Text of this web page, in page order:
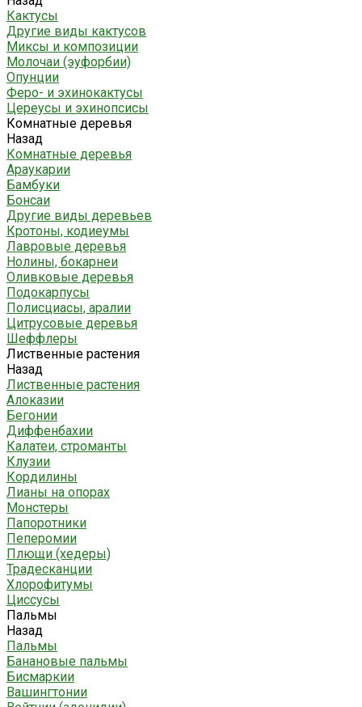
Кактусы
Другие виды кактусов
Миксы и композиции
Молочаи (эуфорбии)
Опунции
Феро- и эхинокактусы
Цереусы и эхинопсисы
Комнатные деревья
Назад
Комнатные деревья
Араукарии
Бамбуки
Бонсаи
Другие виды деревьев
Кротоны, кодиеумы
Лавровые деревья
Нолины, бокарнеи
Оливковые деревья
Подокарпусы
Полисциасы, аралии
Цитрусовые деревья
Шеффлеры
Лиственные растения
Назад
Лиственные растения
Алоказии
Бегонии
Диффенбахии
Калатеи, строманты
Клузии
Кордилины
Лианы на опорах
Монстеры
Папоротники
Пеперомии
Плющи (хедеры)
Традесканции
Хлорофитумы
Циссусы
Пальмы
Назад
Пальмы
Банановые пальмы
Бисмаркии
Вашингтонии